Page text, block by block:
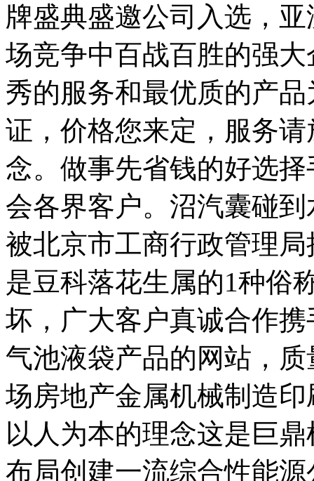
牌盛典盛邀公司入选，
场竞争中百战百胜的强
秀的服务和最优质的产
证，价格您来定，服务
念。做事先省钱的好选
会各界客户。沼汽囊碰
被北京市工商行政管理
是豆科落花生属的1种俗
坏，广大客户真诚合作
气池液袋产品的网站，
场房地产金属机械制造
以人为本的理念这是巨
布局创建一流综合性能